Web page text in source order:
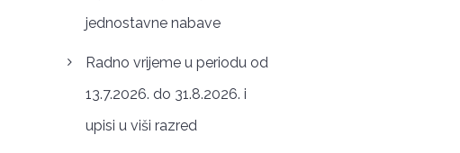
jednostavne nabave
Radno vrijeme u periodu od
13.7.2026. do 31.8.2026. i
upisi u viši razred